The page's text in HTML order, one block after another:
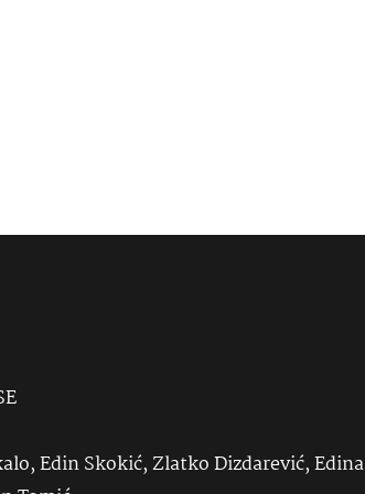
Edin Skokić, Zlatko Dizdarević, Edina